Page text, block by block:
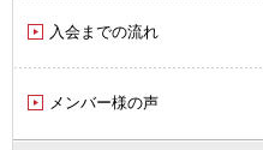
入会までの流れ
メンバー様の声